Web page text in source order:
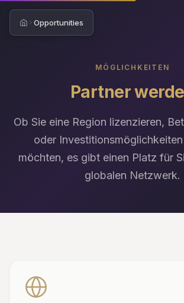
Home
Opportunities
MÖGLICHKEITEN
Partner
Ob Sie eine Region lizenzieren,
oder
möchten, es gibt einen Platz für
globalen Netzwerk.